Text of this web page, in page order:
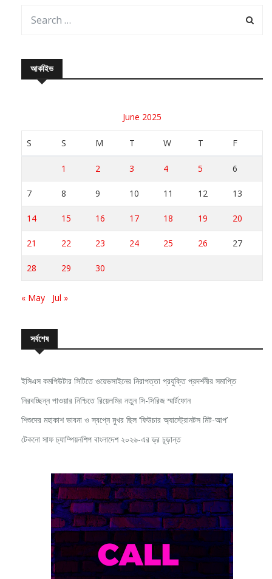
S S M T W T F
7 8 9 10 11 12 13
14 15 16 17 18 19 20
21 22 23 24 25 26 27
28 29 30
নিরবচ্ছিন্ন পাওয়ার নিশ্চিতে রিয়েলমির নতুন সি-সিরিজ স্মার্টফোন
শিশুদের মহাকাশ ভাবনা ও স্বপ্নে মুখর ছিল ‘ফিউচার অ্যাস্ট্রোনটস মিট-আপ’
টেকনো সাফ চ্যাম্পিয়নশিপ বাংলাদেশ ২০২৬-এর ড্র চূড়ান্ত